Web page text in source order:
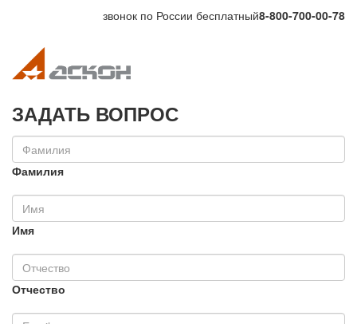
звонок по России бесплатный8-800-700-00-78
ЗАДАТЬ ВОПРОС
Фамилия
Имя
Отчество